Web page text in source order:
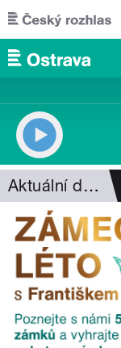
Přejít k hlavnímu
Aktuální dění